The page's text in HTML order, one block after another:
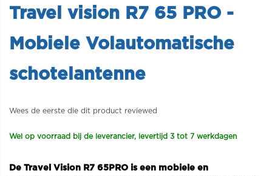
Travel vision R7 65 PRO -
Mobiele Volautomatische
schotelantenne
Wees de eerste die dit product reviewed
Wel op voorraad bij de leverancier, levertijd 3 tot 7 werkdagen
De Travel Vision R7 65PRO is een mobiele en